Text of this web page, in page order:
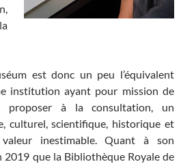
est donc un peu l’équivalent
institution ayant pour mission de
proposer à la consultation, un
culturel, scientifique, historique et
valeur inestimable. Quant à son
2019 que la Bibliothèque Royale de